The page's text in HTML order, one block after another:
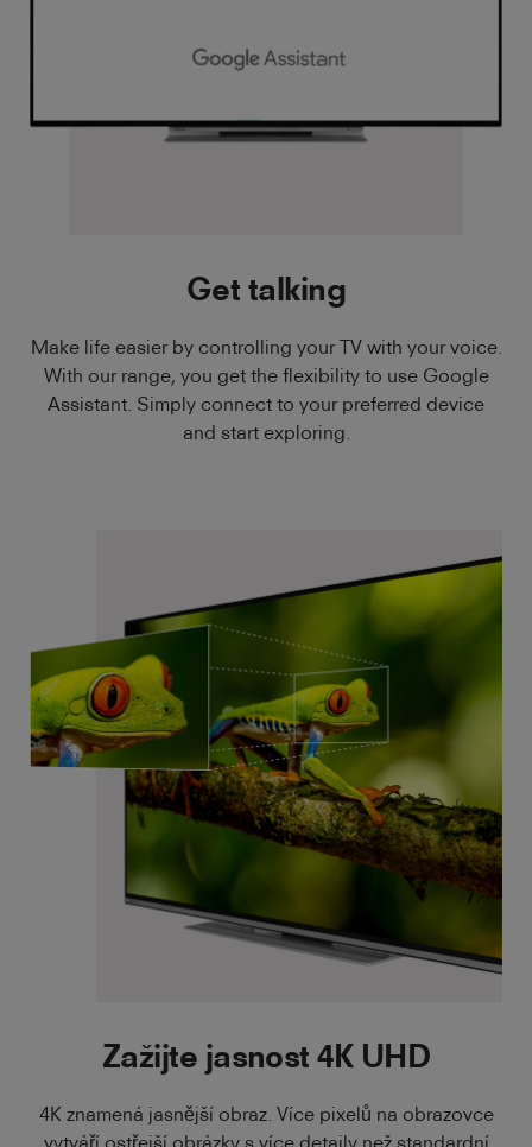
Get talking
Make life easier by controlling your TV with your voice.
With our range, you get the flexibility to use Google
Assistant. Simply connect to your preferred device
and start exploring.
Zažijte jasnost 4K UHD
4K znamená jasnější obraz. Více pixelů na obrazovce